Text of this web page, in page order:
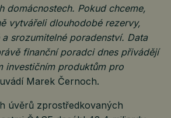
domácnostech. Pokud chceme,
vytvářeli dlouhodobé rezervy,
srozumitelné poradenství. Data
finanční poradci dnes přivádějí
investičním produktům pro
Marek Černoch.
úvěrů zprostředkovaných